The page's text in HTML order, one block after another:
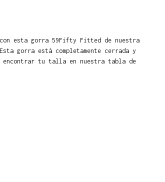
esta gorra 59Fifty Fitted de nuestra
gorra está completamente cerrada y
encontrar tu talla en nuestra tabla de